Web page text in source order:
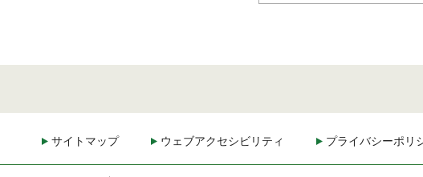
サイトマップ ウェブアクセシビリティ プライバシーポリ